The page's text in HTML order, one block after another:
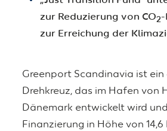
zur Reduzierung von CO2-
zur Erreichung der
Greenport Scandinavia ist ein
Drehkreuz, das im Hafen von
Dänemark entwickelt wird
Finanzierung in Höhe von 14,6